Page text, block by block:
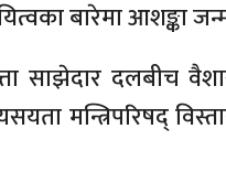
बारेमा आशङ्का
साझेदार दलबीच
मन्त्रिपरिषद्